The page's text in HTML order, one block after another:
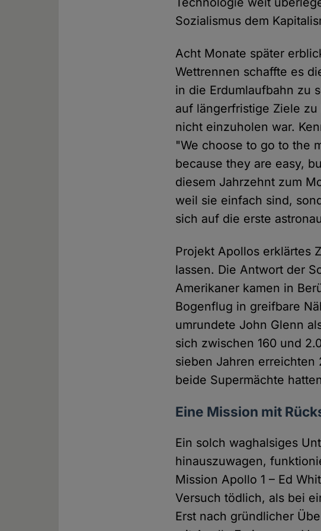
Sozialismus dem
Acht Monate später
Wettrennen schaffte es
in die Erdumlaufbahn zu
auf längerfristige Ziele
nicht einzuholen war.
"We choose to go to the
because they are easy,
diesem Jahrzehnt zum
weil sie einfach sind,
sich auf die erste
Projekt Apollos erklärtes
lassen. Die Antwort der
Amerikaner kamen in
Bogenflug in greifbare
umrundete John Glenn
sich zwischen 160 und
sieben Jahren erreichten
beide Supermächte
Eine Mission mit
Ein solch waghalsiges
hinauszuwagen,
Mission Apollo 1 – Ed
Versuch tödlich, als bei
Erst nach gründlicher